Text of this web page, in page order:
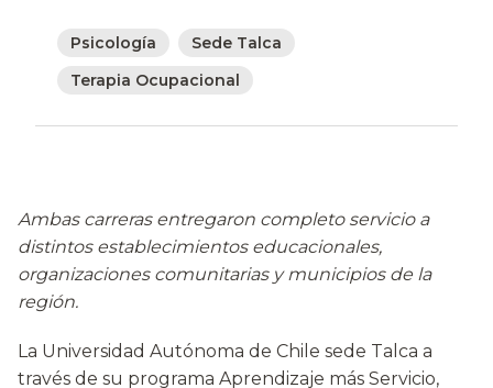
Psicología
Sede Talca
Terapia Ocupacional
Ambas carreras entregaron completo servicio a
distintos establecimientos educacionales,
organizaciones comunitarias y municipios de la
región.
La Universidad Autónoma de Chile sede Talca a
través de su programa Aprendizaje más Servicio,